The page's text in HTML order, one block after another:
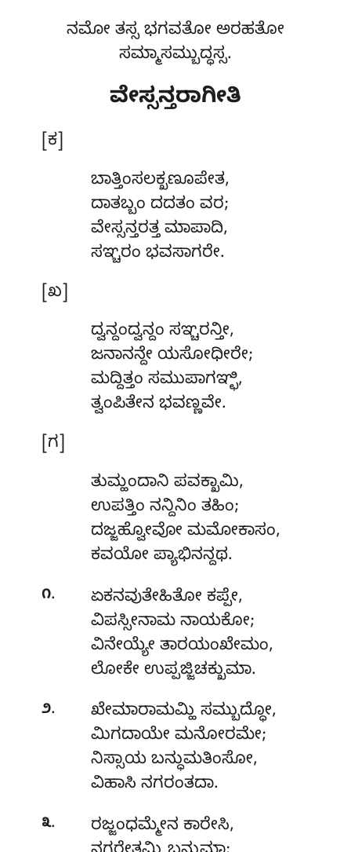
ನಮೋ ತಸ್ಸ ಭಗವತೋ ಅರಹತೋ
ಸಮ್ಮಾಸಮ್ಬುದ್ಧಸ್ಸ.
ವೇಸ್ಸನ್ತರಾಗೀತಿ
[ಕ]
ಬಾತ್ತಿಂಸಲಕ್ಖಣೂಪೇತ,
ದಾತಬ್ಬಂ ದದತಂ ವರ;
ವೇಸ್ಸನ್ತರತ್ತ ಮಾಪಾದಿ,
ಸಞ್ಚರಂ ಭವಸಾಗರೇ.
[ಖ]
ದ್ವನ್ದಂದ್ವನ್ದಂ ಸಞ್ಚರನ್ತೀ,
ಜನಾನನ್ದೇ ಯಸೋಧೀರೇ;
ಮದ್ದಿತ್ತಂ ಸಮುಪಾಗಞ್ಛಿ,
ತ್ವಂಪಿತೇನ ಭವಣ್ಣವೇ.
[ಗ]
ತುಮ್ಹಂದಾನಿ ಪವಕ್ಖಾಮಿ,
ಉಪತ್ತಿಂ ನನ್ದಿನಿಂ ತಹಿಂ;
ದಜ್ಜಹ್ವೋವೋ ಮಮೋಕಾಸಂ,
ಕವಯೋ ಪ್ಯಾಭಿನನ್ದಥ.
೧.
ಏಕನವುತೇಹಿತೋ ಕಪ್ಪೇ,
ವಿಪಸ್ಸೀನಾಮ ನಾಯಕೋ;
ವಿನೇಯ್ಯೇ ತಾರಯಂಖೇಮಂ,
ಲೋಕೇ ಉಪ್ಪಜ್ಜಿಚಕ್ಖುಮಾ.
೨.
ಖೇಮಾರಾಮಮ್ಹಿ ಸಮ್ಬುದ್ಧೋ,
ಮಿಗದಾಯೇ ಮನೋರಮೇ;
ನಿಸ್ಸಾಯ ಬನ್ಧುಮತಿಂಸೋ,
ವಿಹಾಸಿ ನಗರಂತದಾ.
೩.
ರಜ್ಜಂಧಮ್ಮೇನ ಕಾರೇಸಿ,